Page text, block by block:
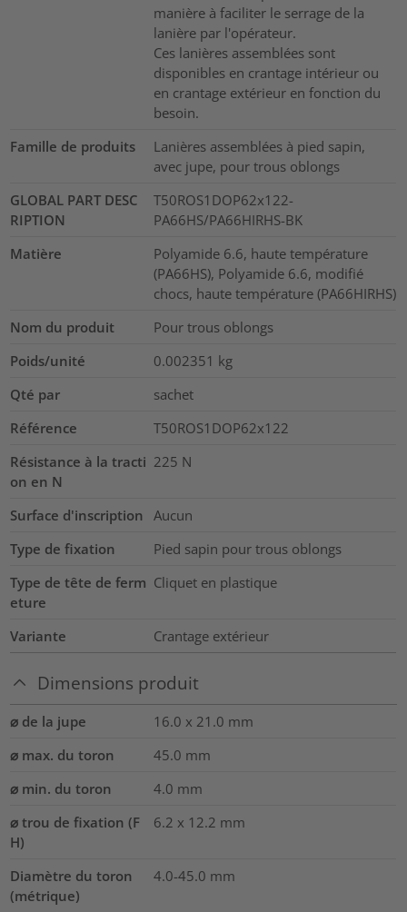
manière à faciliter le serrage de la
lanière par l'opérateur.
Ces lanières assemblées sont
disponibles en crantage intérieur ou
en crantage extérieur en fonction du
besoin.
Famille de produits
Lanières assemblées à pied sapin,
avec jupe, pour trous oblongs
GLOBAL PART DESC
RIPTION
T50ROS1DOP62x122-
PA66HS/PA66HIRHS-BK
Matière
Polyamide 6.6, haute température
(PA66HS), Polyamide 6.6, modifié
chocs, haute température (PA66HIRHS)
Nom du produit
Pour trous oblongs
Poids/unité
0.002351 kg
Qté par
sachet
Référence
T50ROS1DOP62x122
Résistance à la tracti
on en N
225 N
Surface d'inscription Aucun
Type de fixation
Pied sapin pour trous oblongs
Type de tête de ferm
eture
Cliquet en plastique
Variante Crantage extérieur
Dimensions produit
⌀ de la jupe 16.0 x 21.0 mm
⌀ max. du toron
45.0 mm
⌀ min. du toron
4.0 mm
⌀ trou de fixation (F
H)
6.2 x 12.2 mm
Diamètre du toron
(métrique)
4.0-45.0 mm